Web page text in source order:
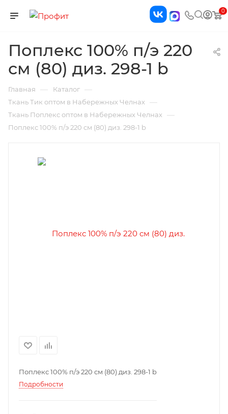
0
Поплекс 100% п/э 220
см (80) диз. 298-1 b
Главная — Каталог —
Ткань Тик оптом в Набережных Челнах —
Ткань Поплекс оптом в Набережных Челнах —
Поплекс 100% п/э 220 см (80) диз. 298-1 b
Поплекс 100% п/э 220 см (80) диз. 298-1 b
Подробности